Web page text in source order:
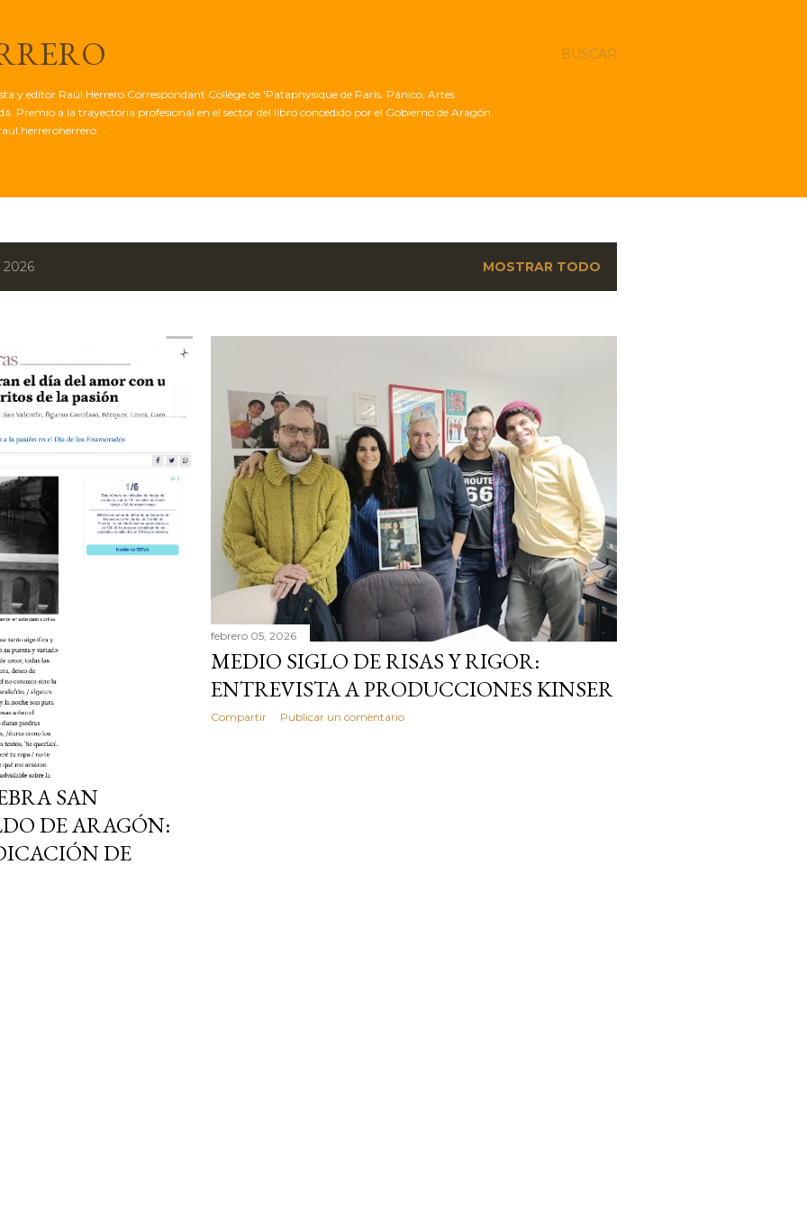
BUSCAR
y editor Raúl Herrero.Correspondant Collège de 'Pataphysique de París. Pánico, Artes
Premio a la trayectoria profesional en el sector del libro concedido por el Gobierno de Aragón.
2026 MOSTRAR TODO
SAN
DE ARAGÓN:
DE
febrero 05, 2026
MEDIO SIGLO DE RISAS Y RIGOR:
ENTREVISTA A PRODUCCIONES KINSER
Compartir Publicar un comentario